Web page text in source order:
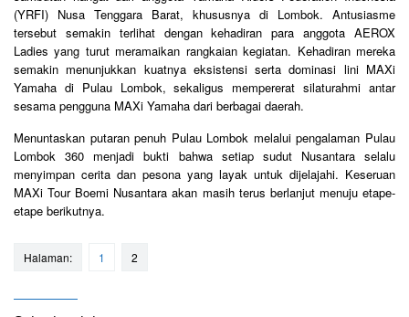
(YRFI) Nusa Tenggara Barat, khususnya di Lombok. Antusiasme
tersebut semakin terlihat dengan kehadiran para anggota AEROX
Ladies yang turut meramaikan rangkaian kegiatan. Kehadiran mereka
semakin menunjukkan kuatnya eksistensi serta dominasi lini MAXi
Yamaha di Pulau Lombok, sekaligus mempererat silaturahmi antar
sesama pengguna MAXi Yamaha dari berbagai daerah.
Menuntaskan putaran penuh Pulau Lombok melalui pengalaman Pulau
Lombok 360 menjadi bukti bahwa setiap sudut Nusantara selalu
menyimpan cerita dan pesona yang layak untuk dijelajahi. Keseruan
MAXi Tour Boemi Nusantara akan masih terus berlanjut menuju etape-
etape berikutnya.
Halaman: 1 2